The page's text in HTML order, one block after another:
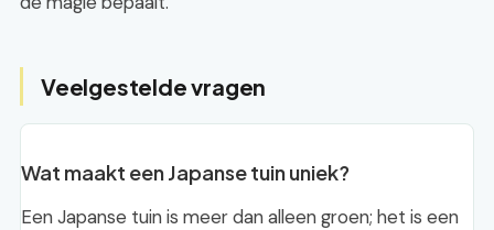
Veelgestelde vragen
Wat maakt een Japanse tuin uniek?
Een Japanse tuin is meer dan alleen groen; het is een